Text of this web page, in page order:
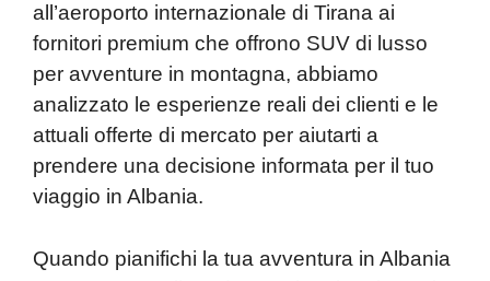
all’aeroporto internazionale di Tirana ai
fornitori premium che offrono SUV di lusso
per avventure in montagna, abbiamo
analizzato le esperienze reali dei clienti e le
attuali offerte di mercato per aiutarti a
prendere una decisione informata per il tuo
viaggio in Albania.
Quando pianifichi la tua avventura in Albania